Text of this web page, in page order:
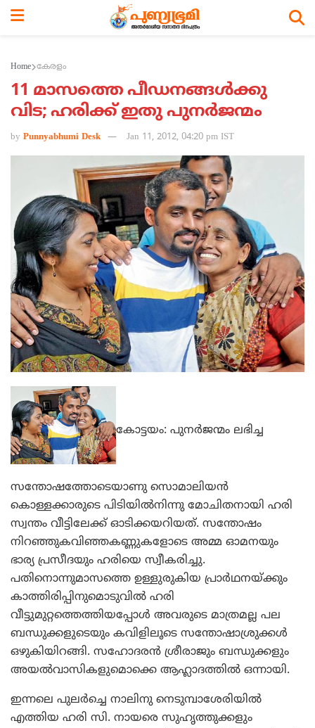
Home കേരളം
11 മാസത്തെ പീഡനങ്ങള്‍ക്കു
വിട; ഹരിക്ക് ഇതു പുനര്‍ജന്മം
by Punnyabhumi Desk Jan 11, 2012, 04:20 pm IST
കോട്ടയം: പുനര്‍ജന്മം ലഭിച്ച
സന്തോഷത്തോടെയാണു സൊമാലിയന്‍
കൊള്ളക്കാരുടെ പിടിയില്‍നിന്നു മോചിതനായി ഹരി
സ്വന്തം വീട്ടിലേക്ക് ഓടിക്കയറിയത്. സന്തോഷം
നിറഞ്ഞുകവിഞ്ഞകണ്ണുകളോടെ അമ്മ ഓമനയും
ഭാര്യ പ്രസീദയും ഹരിയെ സ്വീകരിച്ചു.
പതിനൊന്നുമാസത്തെ ഉള്ളുരുകിയ പ്രാര്‍ഥനയ്ക്കും
കാത്തിരിപ്പിനുമൊടുവില്‍ ഹരി
വീട്ടുമുറ്റത്തെത്തിയപ്പോള്‍ അവരുടെ മാത്രമല്ല പല
ബന്ധുക്കളുടെയും കവിളിലൂടെ സന്തോഷാശ്രുക്കള്‍
ഒഴുകിയിറങ്ങി. സഹോദരന്‍ ശ്രീരാജും ബന്ധുക്കളും
അയല്‍വാസികളുമൊക്കെ ആഹ്ലാദത്തില്‍ ഒന്നായി.
ഇന്നലെ പുലര്‍ച്ചെ നാലിനു നെടുമ്പാശേരിയില്‍
എത്തിയ ഹരി സി. നായരെ സുഹൃത്തുക്കളും